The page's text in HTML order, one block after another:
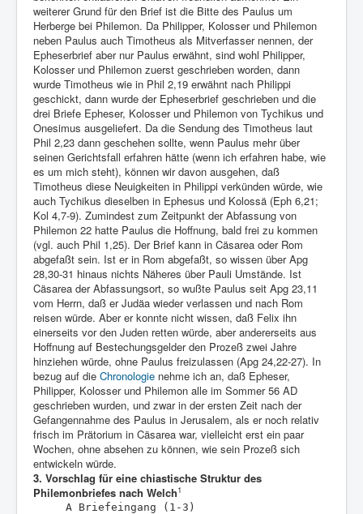
weiterer Grund für den Brief ist die Bitte des Paulus um
Herberge bei Philemon. Da Philipper, Kolosser und Philemon
neben Paulus auch Timotheus als Mitverfasser nennen, der
Epheserbrief aber nur Paulus erwähnt, sind wohl Philipper,
Kolosser und Philemon zuerst geschrieben worden, dann
wurde Timotheus wie in Phil 2,19 erwähnt nach Philippi
geschickt, dann wurde der Epheserbrief geschrieben und die
drei Briefe Epheser, Kolosser und Philemon von Tychikus und
Onesimus ausgeliefert. Da die Sendung des Timotheus laut
Phil 2,23 dann geschehen sollte, wenn Paulus mehr über
seinen Gerichtsfall erfahren hätte (wenn ich erfahren habe, wie
es um mich steht), können wir davon ausgehen, daß
Timotheus diese Neuigkeiten in Philippi verkünden würde, wie
auch Tychikus dieselben in Ephesus und Kolossä (Eph 6,21;
Kol 4,7-9). Zumindest zum Zeitpunkt der Abfassung von
Philemon 22 hatte Paulus die Hoffnung, bald frei zu kommen
(vgl. auch Phil 1,25). Der Brief kann in Cäsarea oder Rom
abgefaßt sein. Ist er in Rom abgefaßt, so wissen über Apg
28,30-31 hinaus nichts Näheres über Pauli Umstände. Ist
Cäsarea der Abfassungsort, so wußte Paulus seit Apg 23,11
vom Herrn, daß er Judäa wieder verlassen und nach Rom
reisen würde. Aber er konnte nicht wissen, daß Felix ihn
einerseits vor den Juden retten würde, aber andererseits aus
Hoffnung auf Bestechungsgelder den Prozeß zwei Jahre
hinziehen würde, ohne Paulus freizulassen (Apg 24,22-27). In
bezug auf die Chronologie nehme ich an, daß Epheser,
Philipper, Kolosser und Philemon alle im Sommer 56 AD
geschrieben wurden, und zwar in der ersten Zeit nach der
Gefangennahme des Paulus in Jerusalem, als er noch relativ
frisch im Prätorium in Cäsarea war, vielleicht erst ein paar
Wochen, ohne absehen zu können, wie sein Prozeß sich
entwickeln würde.
3. Vorschlag für eine chiastische Struktur des
Philemonbriefes nach Welch1
A Briefeingang (1-3)